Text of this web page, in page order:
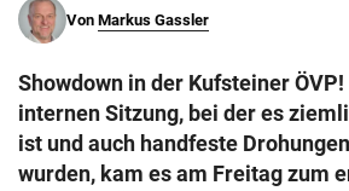
search
eingeben
Von Markus Gassler
Showdown in der Kufsteiner
internen Sitzung, bei der es
ist und auch handfeste
wurden, kam es am Freitag zum